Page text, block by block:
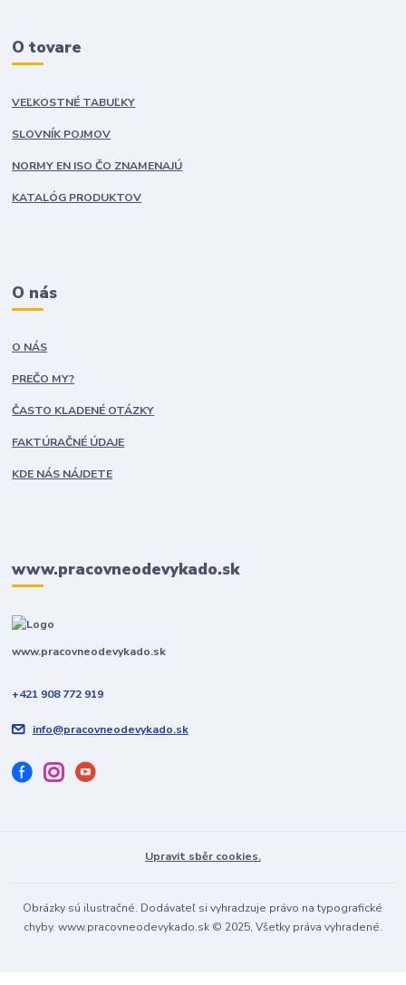
O tovare
VEĽKOSTNÉ TABUĽKY
SLOVNÍK POJMOV
NORMY EN ISO ČO ZNAMENAJÚ
KATALÓG PRODUKTOV
O nás
O NÁS
PREČO MY?
ČASTO KLADENÉ OTÁZKY
FAKTÚRAČNÉ ÚDAJE
KDE NÁS NÁJDETE
www.pracovneodevykado.sk
www.pracovneodevykado.sk
+421 908 772 919
info@pracovneodevykado.sk
Upravit sběr cookies.
Obrázky sú ilustračné. Dodávateľ si vyhradzuje právo na typografické
chyby. www.pracovneodevykado.sk © 2025, Všetky práva vyhradené.